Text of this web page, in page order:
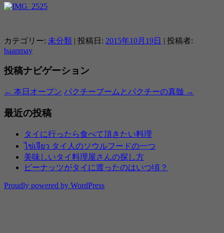
カテゴリー: 未分類 | 投稿日: 2015年10月19日 | 投稿者:
baanmay
投稿ナビゲーション
← 本日オープン パクチーブームとパクチーの真髄 →
最近の投稿
タイに行ったら食べて頂きたい料理
ไข่เจียว タイ人のソウルフードの一つ
美味しいタイ料理屋さんの探し方
ピーナッツがタイに渡ったのはいつ頃？
Proudly powered by WordPress